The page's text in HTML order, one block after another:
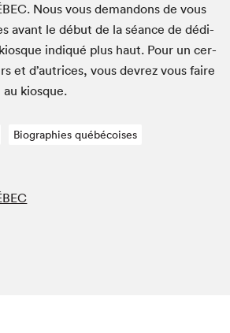
. Nous vous deman­dons de vous
avant le début de la séance de dédi­
indiqué plus haut. Pour un cer­
et d’autrices, vous devrez vous faire
kiosque.
Biographies québécoises